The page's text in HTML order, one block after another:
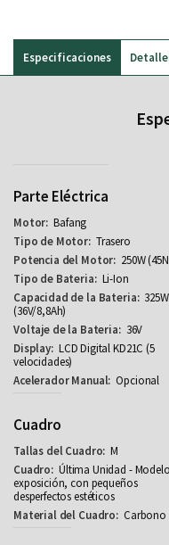
Especificaciones
Parte Eléctrica
Bafang
Trasero
250W
Li-Ion
(36V/8,8Ah)
36V
LCD Digital KD21C (5
velocidades)
Opcional
Cuadro
M
Última Unidad -
exposición, con pequeños
desperfectos estéticos
Carbono